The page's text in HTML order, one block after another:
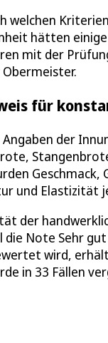
welchen
hätten
mit der
für
der
und Elastizität
der
Note Sehr
wird,
in 33 Fällen